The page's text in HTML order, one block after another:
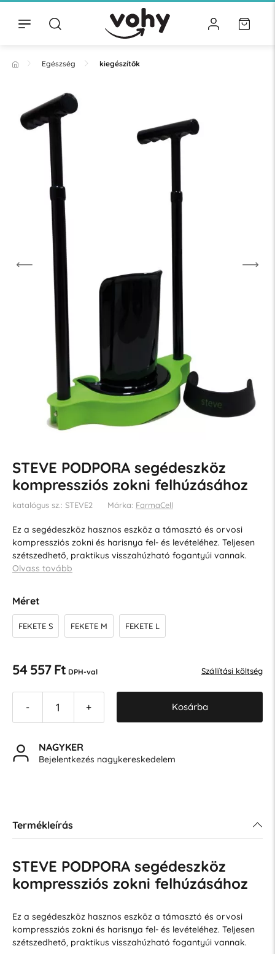
Egészség kiegészítők
STEVE PODPORA segédeszköz
kompressziós zokni felhúzásához
katalógus sz.: STEVE2 Márka: FarmaCell
Ez a segédeszköz hasznos eszköz a támasztó és orvosi
kompressziós zokni és harisnya fel- és levételéhez. Teljesen
szétszedhető, praktikus visszahúzható fogantyúi vannak.
Olvass tovább
Méret
FEKETE S FEKETE M FEKETE L
54 557 Ft DPH-val Szállítási költség
- + Kosárba
NAGYKER
Bejelentkezés nagykereskedelem
Termékleírás
STEVE PODPORA segédeszköz
kompressziós zokni felhúzásához
Ez a segédeszköz hasznos eszköz a támasztó és orvosi
kompressziós zokni és harisnya fel- és levételéhez. Teljesen
szétszedhető, praktikus visszahúzható fogantyúi vannak.